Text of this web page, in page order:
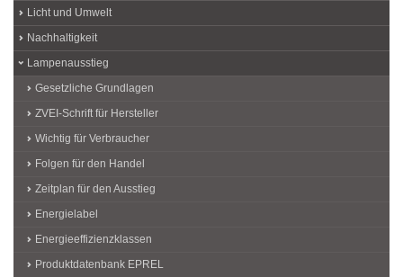
Licht und Umwelt
Nachhaltigkeit
Lampenausstieg
Gesetzliche Grundlagen
ZVEI-Schrift für Hersteller
Wichtig für Verbraucher
Folgen für den Handel
Zeitplan für den Ausstieg
Energielabel
Energieeffizienzklassen
Produktdatenbank EPREL